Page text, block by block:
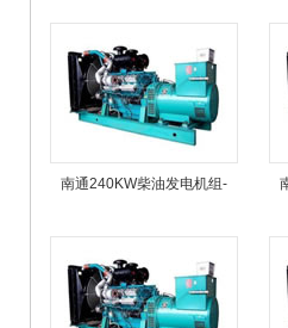
南通240KW柴油发电机组-